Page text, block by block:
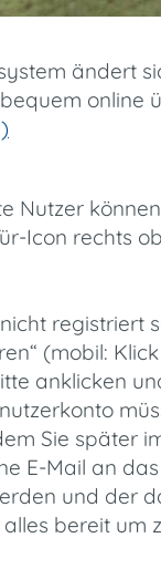
ändert
online
Nutzer
Icon rechts
registriert
(mobil:
anklicken
Sie später
E-Mail an
und der
bereit um